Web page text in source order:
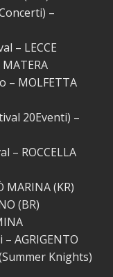
–
– LECCE
– MOLFETTA
20Eventi) –
– ROCCELLA
MARINA (KR)
(BR)
AGRIGENTO
Knights)